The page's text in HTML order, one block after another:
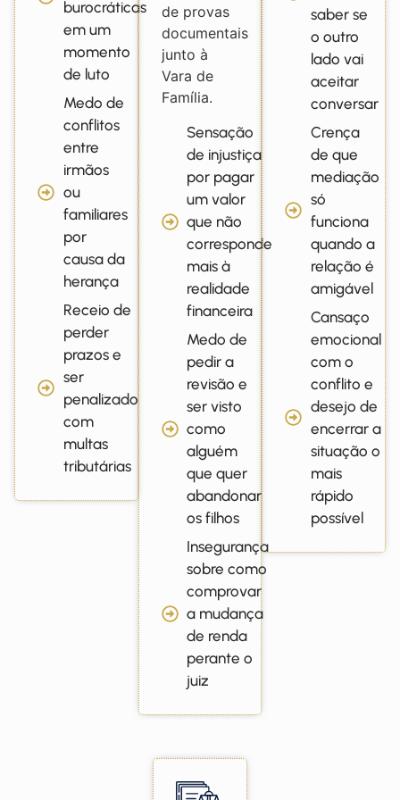
burocráticas
em um
momento
de luto
Medo de
conflitos
entre
irmãos
ou
familiares
por
causa da
herança
Receio de
perder
prazos e
ser
penalizado
com
multas
tributárias
de provas
documentais
junto à
Vara de
Família.
Sensação
de injustiça
por pagar
um valor
que não
corresponde
mais à
realidade
financeira
Medo de
pedir a
revisão e
ser visto
como
alguém
que quer
abandonar
os filhos
Insegurança
sobre como
comprovar
a mudança
de renda
perante o
juiz
saber se
o outro
lado vai
aceitar
conversar
Crença
de que
mediação
só
funciona
quando a
relação é
amigável
Cansaço
emocional
com o
conflito e
desejo de
encerrar a
situação o
mais
rápido
possível